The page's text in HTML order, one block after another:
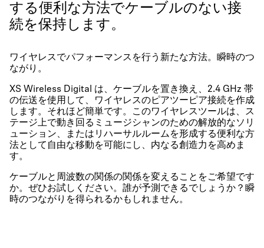
する便利な方法でケーブルのない接
続を保持します。
ワイヤレスでパフォーマンスを行う新たな方法。瞬時のつ
ながり。
XS Wireless Digital は、ケーブルを置き換え、2.4 GHz 帯
の伝送を使用して、ワイヤレスのピアツーピア接続を作成
します。それほど簡単です。このワイヤレスツールは、ス
テージ上で動き回るミュージシャンのための解放的なソリ
ューション、またはリハーサルルームを形成する便利な方
法として自由な移動を可能にし、内なる創造力を高めま
す。
ケーブルと周波数の関係の関係を変えることをご希望です
か。ぜひお試しください。誰が予測できるでしょうか？瞬
時のつながりを得られるかもしれません。